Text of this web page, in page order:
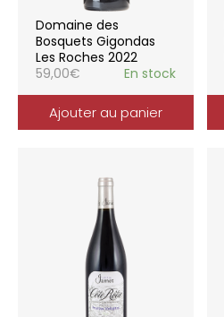
Domaine des
Bosquets Gigondas
Les Roches 2022
59,00€ En stock
Ajouter au panier